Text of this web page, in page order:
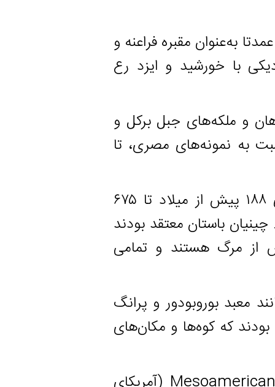
مقبره فراعنه و
خورشید و ایزد رع
ملکه‌های جبل برکل و
نمونه‌های مصری، تا
۴. چین و کره: در شرق دور، اهرام مسطح بین سال‌های ۱۸۸ پیش از میلاد تا ۶۷۵
باستان معتقد بودند
هستند و تمامی
بوروبودور و پرانگ
که کوه‌ها و مکان‌های